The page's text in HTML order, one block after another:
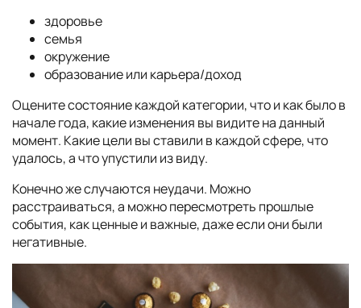
здоровье
семья
окружение
образование или карьера/доход
Оцените состояние каждой категории, что и как было в
начале года, какие изменения вы видите на данный
момент. Какие цели вы ставили в каждой сфере, что
удалось, а что упустили из виду.
Конечно же случаются неудачи. Можно
расстраиваться, а можно пересмотреть прошлые
события, как ценные и важные, даже если они были
негативные.